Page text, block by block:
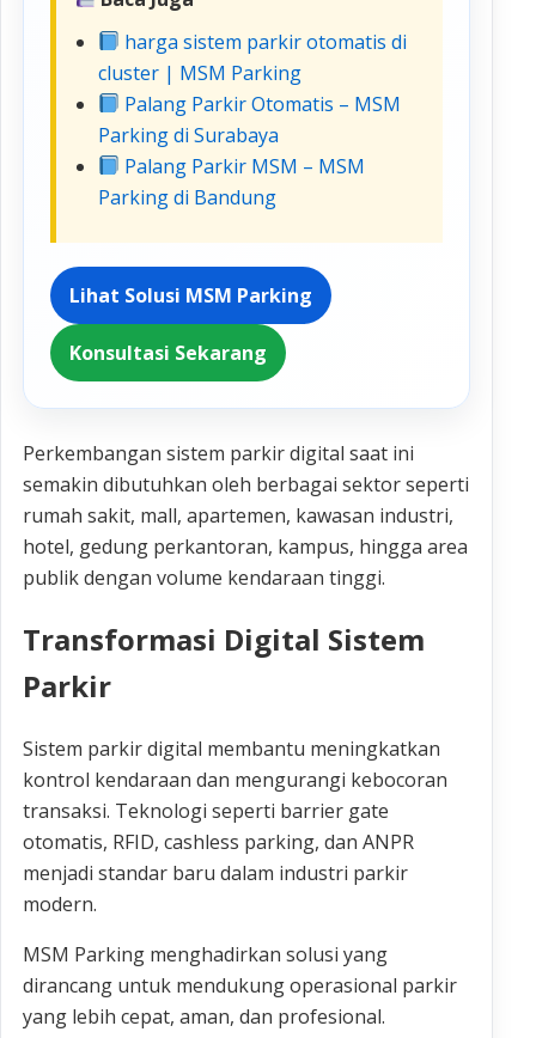
harga sistem parkir otomatis di
cluster | MSM Parking
Palang Parkir Otomatis – MSM
Parking di Surabaya
Palang Parkir MSM – MSM
Parking di Bandung
Lihat Solusi MSM Parking
Konsultasi Sekarang
Perkembangan sistem parkir digital saat ini
semakin dibutuhkan oleh berbagai sektor seperti
rumah sakit, mall, apartemen, kawasan industri,
hotel, gedung perkantoran, kampus, hingga area
publik dengan volume kendaraan tinggi.
Transformasi Digital Sistem
Parkir
Sistem parkir digital membantu meningkatkan
kontrol kendaraan dan mengurangi kebocoran
transaksi. Teknologi seperti barrier gate
otomatis, RFID, cashless parking, dan ANPR
menjadi standar baru dalam industri parkir
modern.
MSM Parking menghadirkan solusi yang
dirancang untuk mendukung operasional parkir
yang lebih cepat, aman, dan profesional.